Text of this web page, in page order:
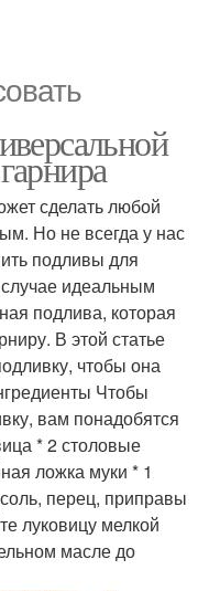
сделать любой
Но не всегда у нас
подливы для
идеальным
подлива, которая
В этой статье
чтобы она
Чтобы
вам понадобятся
* 2 столовые
ложка муки * 1
перец, приправы
луковицу мелкой
масле до